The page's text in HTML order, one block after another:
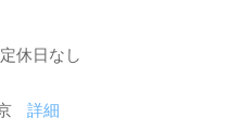
休日なし
詳細